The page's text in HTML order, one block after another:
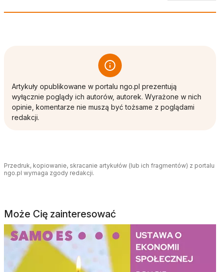
Artykuły opublikowane w portalu ngo.pl prezentują
wyłącznie poglądy ich autorów, autorek. Wyrażone w nich
opinie, komentarze nie muszą być tożsame z poglądami
redakcji.
Przedruk, kopiowanie, skracanie artykułów (lub ich fragmentów) z portalu
ngo.pl wymaga zgody redakcji.
Może Cię zainteresować